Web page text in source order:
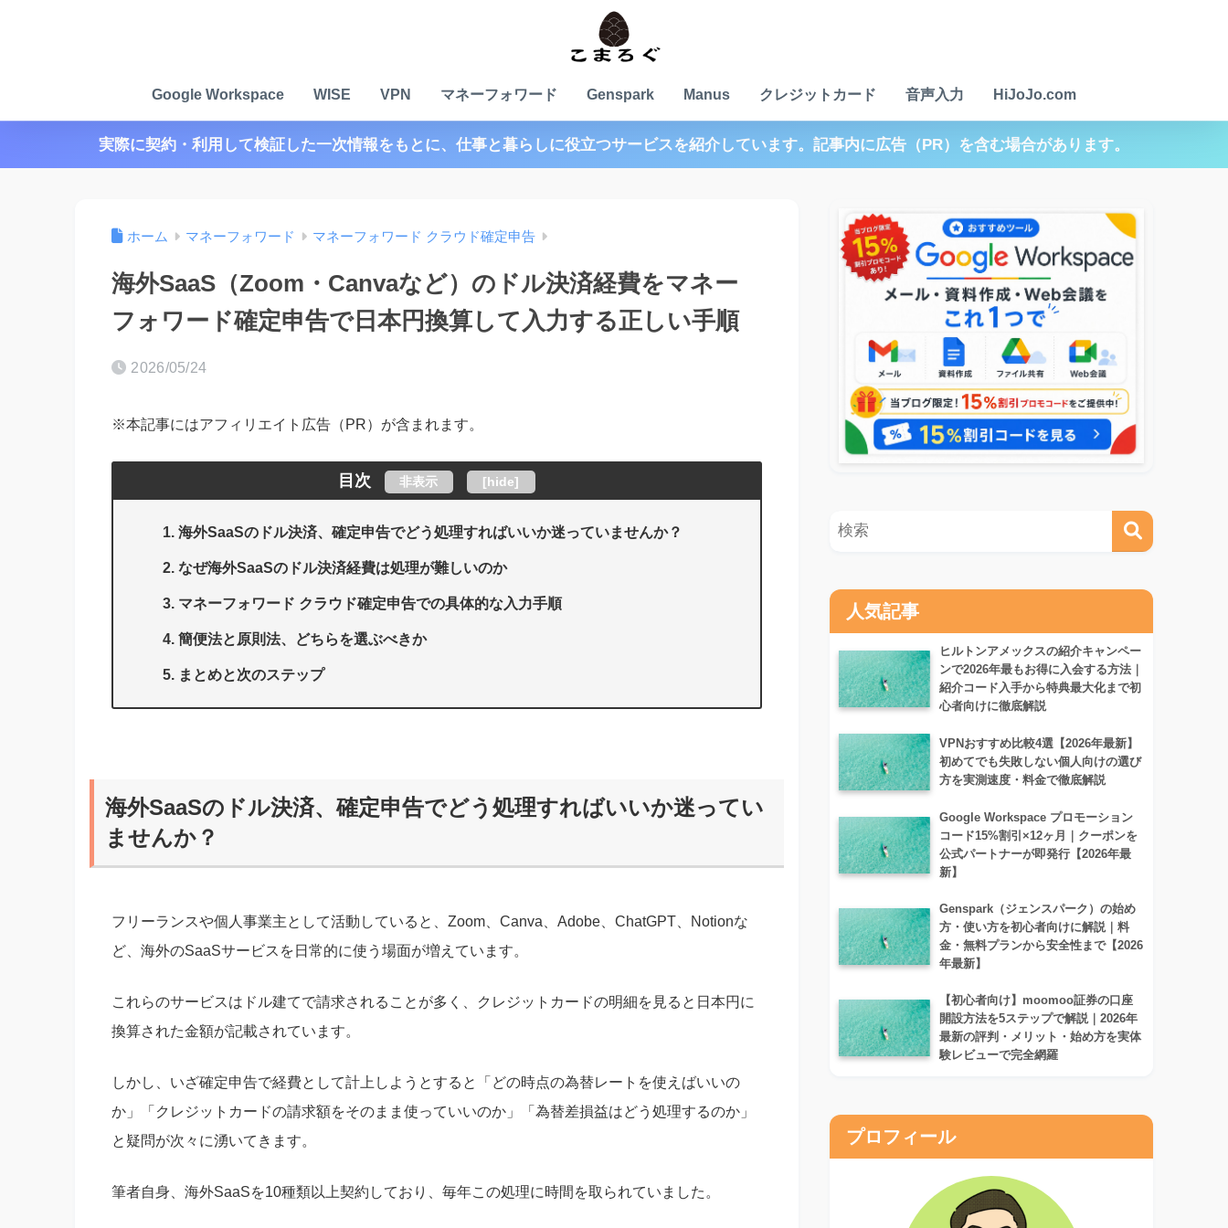
Google Workspace WISE VPN マネーフォワード Genspark Manus クレジットカード 音声入力 HiJoJo.com
実際に契約・利用して検証した一次情報をもとに、仕事と暮らしに役立つサービスを紹介しています。記事内に広告（PR）を含む場合があります。
ホーム マネーフォワード マネーフォワード クラウド確定申告
海外SaaS（Zoom・Canvaなど）のドル決済経費をマネー
フォワード確定申告で日本円換算して入力する正しい手順
2026/05/24
※本記事にはアフィリエイト広告（PR）が含まれます。
目次 非表示 [hide]
海外SaaSのドル決済、確定申告でどう処理すればいいか迷っていませんか？
なぜ海外SaaSのドル決済経費は処理が難しいのか
マネーフォワード クラウド確定申告での具体的な入力手順
簡便法と原則法、どちらを選ぶべきか
まとめと次のステップ
海外SaaSのドル決済、確定申告でどう処理すればいいか迷ってい
ませんか？
フリーランスや個人事業主として活動していると、Zoom、Canva、Adobe、ChatGPT、Notionな
ど、海外のSaaSサービスを日常的に使う場面が増えています。
これらのサービスはドル建てで請求されることが多く、クレジットカードの明細を見ると日本円に
換算された金額が記載されています。
しかし、いざ確定申告で経費として計上しようとすると「どの時点の為替レートを使えばいいの
か」「クレジットカードの請求額をそのまま使っていいのか」「為替差損益はどう処理するのか」
と疑問が次々に湧いてきます。
筆者自身、海外SaaSを10種類以上契約しており、毎年この処理に時間を取られていました。
人気記事
ヒルトンアメックスの紹介キャンペー
ンで2026年最もお得に入会する方法｜
紹介コード入手から特典最大化まで初
心者向けに徹底解説
VPNおすすめ比較4選【2026年最新】
初めてでも失敗しない個人向けの選び
方を実測速度・料金で徹底解説
Google Workspace プロモーション
コード15%割引×12ヶ月｜クーポンを
公式パートナーが即発行【2026年最
新】
Genspark（ジェンスパーク）の始め
方・使い方を初心者向けに解説｜料
金・無料プランから安全性まで【2026
年最新】
【初心者向け】moomoo証券の口座
開設方法を5ステップで解説｜2026年
最新の評判・メリット・始め方を実体
験レビューで完全網羅
プロフィール